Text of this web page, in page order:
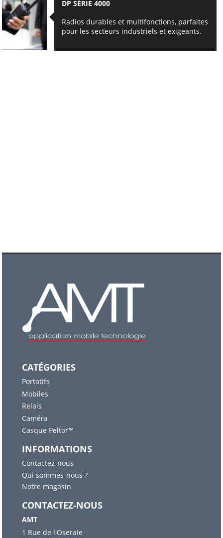
DP SÉRIE 4000
Radios durables et multifonctions, parfaites
pour les secteurs industriels et exigeants.
CATÉGORIES
Portatifs
Mobiles
Relais
Caméra
Casque Peltor™
INFORMATIONS
Contactez-nous
Qui sommes-nous ?
Notre magasin
CONTACTEZ-NOUS
AMT
1 Rue de l'Oseraie